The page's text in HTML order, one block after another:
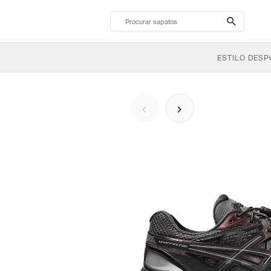
search-
btn
ESTILO